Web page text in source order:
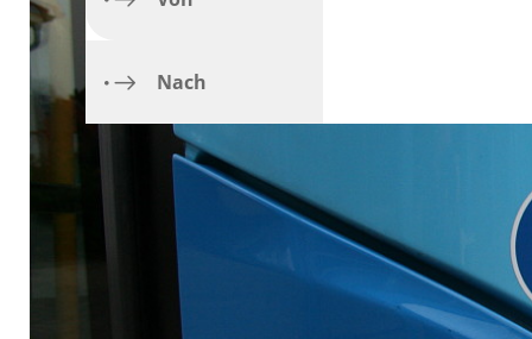
Vollsperrung der
Vollsperrung B76
Vollsperrung der
Linie 360:
Vollsperrung L53
Komfortzuschlag
Vorübergehende
Nach